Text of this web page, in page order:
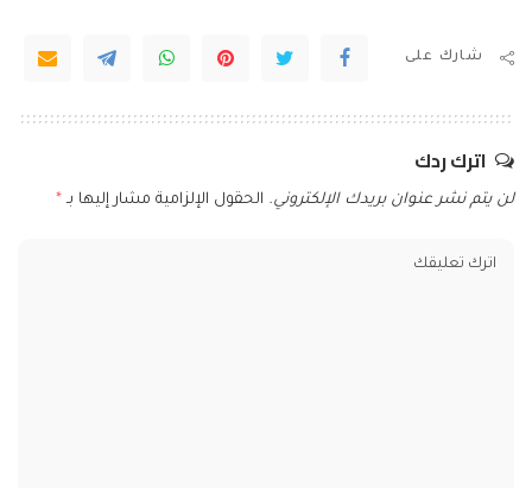
شارك على
اترك ردك
لن يتم نشر عنوان بريدك الإلكتروني. الحقول الإلزامية مشار إليها بـ *